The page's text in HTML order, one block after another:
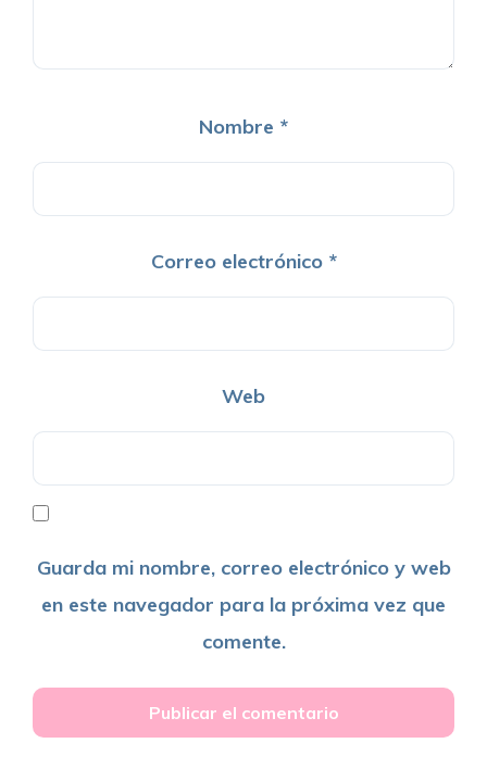
Nombre *
Correo electrónico *
Web
Guarda mi nombre, correo electrónico y web
en este navegador para la próxima vez que
comente.